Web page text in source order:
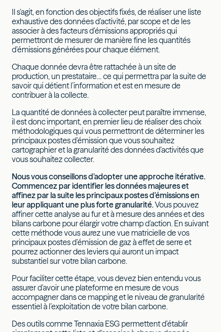
Il s’agit, en fonction des objectifs fixés, de réaliser une liste
exhaustive des données d’activité, par scope et de les
associer à des facteurs d’émissions appropriés qui
permettront de mesurer de manière fine les quantités
d’émissions générées pour chaque élément.
Chaque donnée devra être rattachée à un site de
production, un prestataire… ce qui permettra par la suite de
savoir qui détient l’information et est en mesure de
contribuer à la collecte.
La quantité de données à collecter peut paraître immense,
il est donc important, en premier lieu de réaliser des choix
méthodologiques qui vous permettront de déterminer les
principaux postes d’émission que vous souhaitez
cartographier et la granularité des données d’activités que
vous souhaitez collecter.
Nous vous conseillons d’adopter une approche itérative.
Commencez par identifier les données majeures et
affinez par la suite les principaux postes d’émissions en
leur appliquant une plus forte granularité.Vous pouvez
affiner cette analyse au fur et à mesure des années et des
bilans carbone pour élargir votre champ d’action. En suivant
cette méthode vous aurez une vue matricielle de vos
principaux postes d’émission de gaz à effet de serre et
pourrez actionner des leviers qui auront un impact
substantiel sur votre bilan carbone.
Pour faciliter cette étape, vous devez bien entendu vous
assurer d’avoir une plateforme en mesure de vous
accompagner dans ce mapping et le niveau de granularité
essentiel à l’exploitation de votre bilan carbone.
Des outils comme Tennaxia ESG permettent d’établir